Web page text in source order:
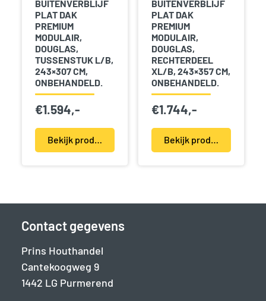
BUITENVERBLIJF
PLAT DAK
PREMIUM
MODULAIR,
DOUGLAS,
TUSSENSTUK L/B,
243×307 CM,
ONBEHANDELD.
€1.594,-
Bekijk product(en)
BUITENVERBLIJF
PLAT DAK
PREMIUM
MODULAIR,
DOUGLAS,
RECHTERDEEL
XL/B, 243×357 CM,
ONBEHANDELD.
€1.744,-
Bekijk product(en)
Contact gegevens
Prins Houthandel
Cantekoogweg 9
1442 LG Purmerend